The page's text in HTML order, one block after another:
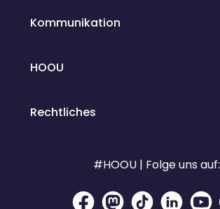
Kommunikation
HOOU
Rechtliches
#HOOU | Folge uns auf: